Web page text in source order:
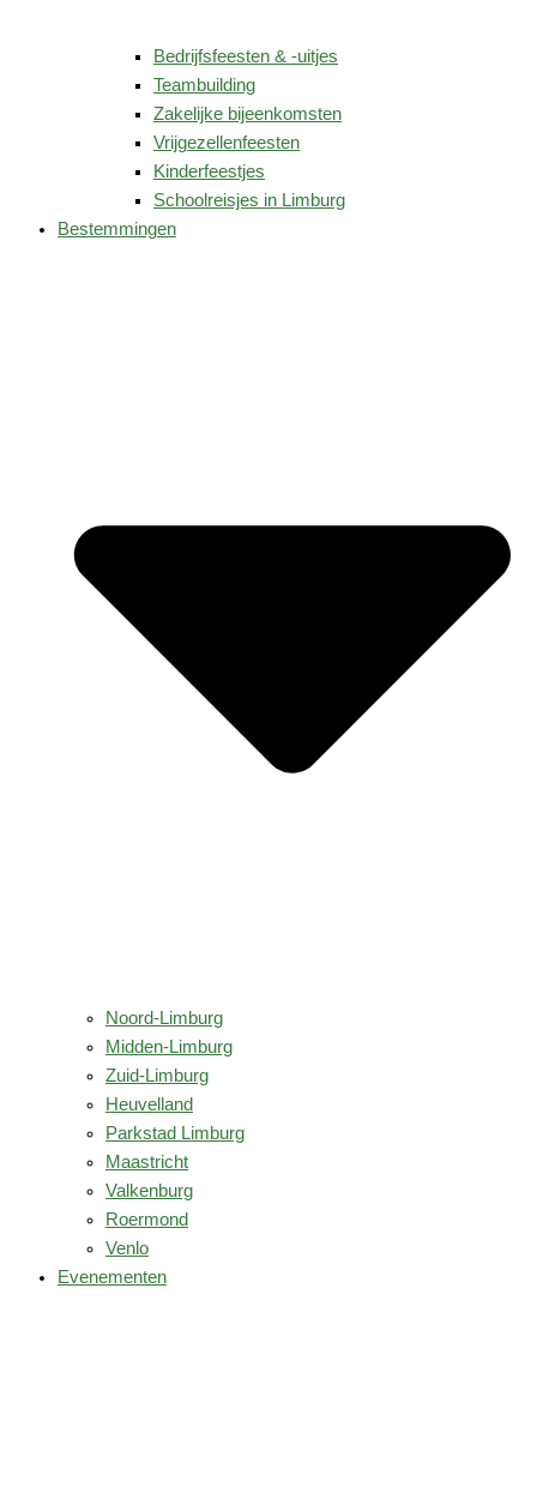
Bedrijfsfeesten & -uitjes
Teambuilding
Zakelijke bijeenkomsten
Vrijgezellenfeesten
Kinderfeestjes
Schoolreisjes in Limburg
Bestemmingen
Noord-Limburg
Midden-Limburg
Zuid-Limburg
Heuvelland
Parkstad Limburg
Maastricht
Valkenburg
Roermond
Venlo
Evenementen